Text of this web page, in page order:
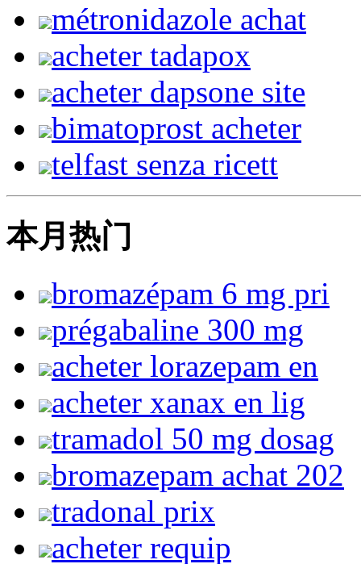
métronidazole achat
acheter tadapox
acheter dapsone site
bimatoprost acheter
telfast senza ricett
本月热门
bromazépam 6 mg pri
prégabaline 300 mg
acheter lorazepam en
acheter xanax en lig
tramadol 50 mg dosag
bromazepam achat 202
tradonal prix
acheter requip